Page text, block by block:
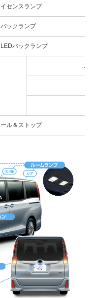
センスランプ
バックランプ
バックランプ
フ
ル＆ストップ